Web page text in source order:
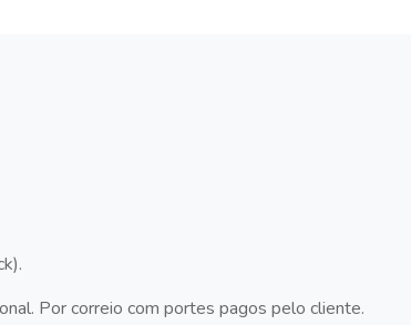
Por correio com portes pagos pelo cliente.